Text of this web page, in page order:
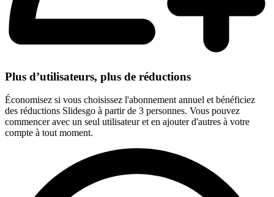
Plus d’utilisateurs, plus de réductions
Économisez si vous choisissez l'abonnement annuel et bénéficiez
des réductions Slidesgo à partir de 3 personnes. Vous pouvez
commencer avec un seul utilisateur et en ajouter d'autres à votre
compte à tout moment.